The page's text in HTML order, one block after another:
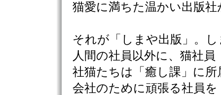
猫愛に満ちた温かい出版
それが「しまや出版」。
人間の社員以外に、猫社員
社猫たちは「癒し課」に所
会社のために頑張る社員を